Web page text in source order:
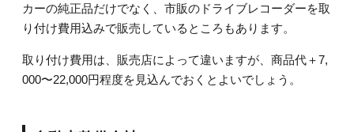
カーの純正品だけでなく、市販のドライブレコーダーを取
り付け費用込みで販売しているところもあります。
取り付け費用は、販売店によって違いますが、商品代＋7,
000〜22,000円程度を見込んでおくとよいでしょう。